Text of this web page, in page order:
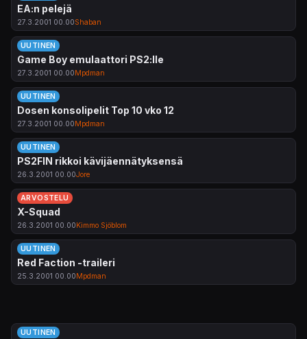
EA:n pelejä
27.3.2001 00.00Shaban
UUTINEN
Game Boy emulaattori PS2:lle
27.3.2001 00.00Mpdman
UUTINEN
Dosen konsolipelit Top 10 vko 12
27.3.2001 00.00Mpdman
UUTINEN
PS2FIN rikkoi kävijäennätyksensä
26.3.2001 00.00Jore
ARVOSTELU
X-Squad
26.3.2001 00.00Kimmo Sjöblom
UUTINEN
Red Faction -traileri
25.3.2001 00.00Mpdman
UUTINEN